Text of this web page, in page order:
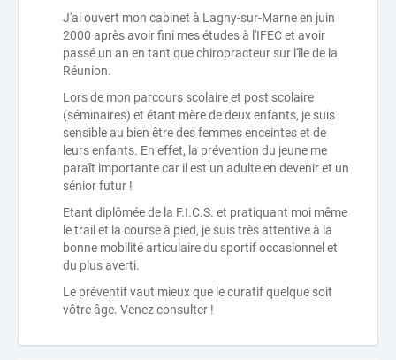
J'ai ouvert mon cabinet à Lagny-sur-Marne en juin
2000 après avoir fini mes études à l'IFEC et avoir
passé un an en tant que chiropracteur sur l'île de la
Réunion.
Lors de mon parcours scolaire et post scolaire
(séminaires) et étant mère de deux enfants, je suis
sensible au bien être des femmes enceintes et de
leurs enfants. En effet, la prévention du jeune me
paraît importante car il est un adulte en devenir et un
sénior futur !
Etant diplômée de la F.I.C.S. et pratiquant moi même
le trail et la course à pied, je suis très attentive à la
bonne mobilité articulaire du sportif occasionnel et
du plus averti.
Le préventif vaut mieux que le curatif quelque soit
vôtre âge. Venez consulter !